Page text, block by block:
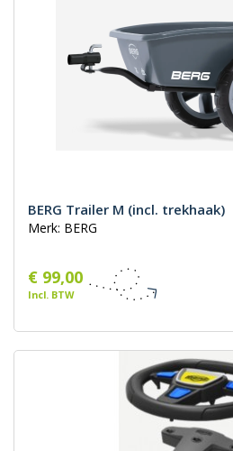
BERG Trailer M (incl. trekhaak)
Merk: BERG
€ 99,00
Incl. BTW